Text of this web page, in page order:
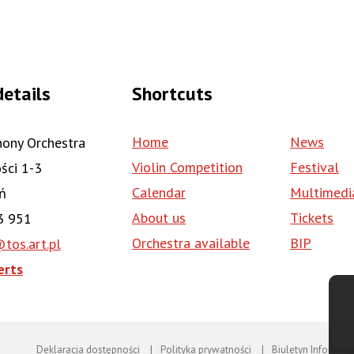
Orchestra
1-3
951
Shortcuts
Home
News
Violin Competition
Festival
Calendar
About us
Tickets
Orchestra available
BIP
Deklaracja dostępności Polityka prywatności Biuletyn